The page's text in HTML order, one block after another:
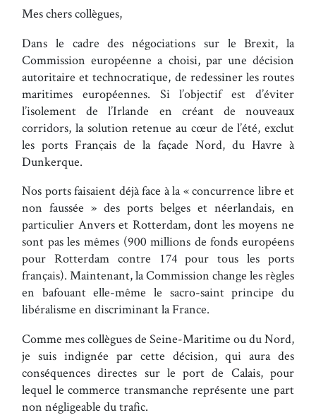
Mes chers collègues,
Dans le cadre des négociations sur le Brexit, la
Commission européenne a choisi, par une décision
autoritaire et technocratique, de redessiner les routes
maritimes européennes. Si l’objectif est d’éviter
l’isolement de l’Irlande en créant de nouveaux
corridors, la solution retenue au cœur de l’été, exclut
les ports Français de la façade Nord, du Havre à
Dunkerque.
Nos ports faisaient déjà face à la « concurrence libre et
non faussée » des ports belges et néerlandais, en
particulier Anvers et Rotterdam, dont les moyens ne
sont pas les mêmes (900 millions de fonds européens
pour Rotterdam contre 174 pour tous les ports
français). Maintenant, la Commission change les règles
en bafouant elle-même le sacro-saint principe du
libéralisme en discriminant la France.
Comme mes collègues de Seine-Maritime ou du Nord,
je suis indignée par cette décision, qui aura des
conséquences directes sur le port de Calais, pour
lequel le commerce transmanche représente une part
non négligeable du trafic.